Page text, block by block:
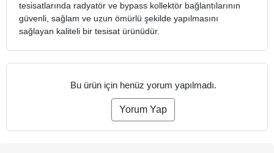
tesisatlarında radyatör ve bypass kollektör bağlantılarının
güvenli, sağlam ve uzun ömürlü şekilde yapılmasını
sağlayan kaliteli bir tesisat ürünüdür.
Bu ürün için henüz yorum yapılmadı.
Yorum Yap